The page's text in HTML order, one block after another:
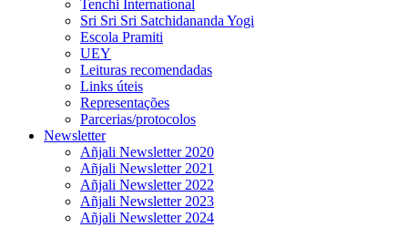
Tenchi International
Sri Sri Sri Satchidananda Yogi
Escola Pramiti
UEY
Leituras recomendadas
Links úteis
Representações
Parcerias/protocolos
Newsletter
Añjali Newsletter 2020
Añjali Newsletter 2021
Añjali Newsletter 2022
Añjali Newsletter 2023
Añjali Newsletter 2024